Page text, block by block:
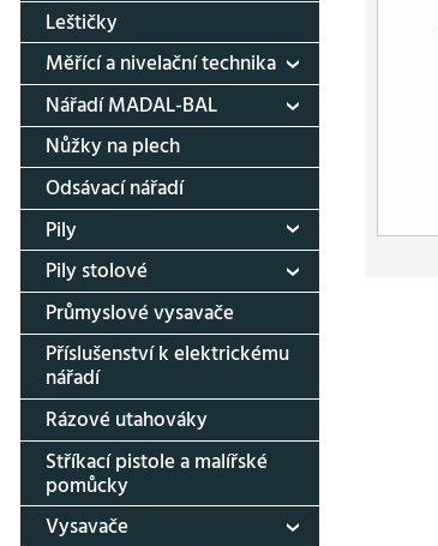
Leštičky
Měřící a nivelační technika
Nářadí MADAL-BAL
Nůžky na plech
Odsávací nářadí
Pily
Pily stolové
Průmyslové vysavače
Příslušenství k elektrickému
nářadí
Rázové utahováky
Stříkací pistole a malířské
pomůcky
Vysavače